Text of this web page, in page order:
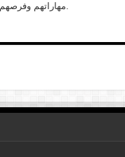
مهاراتهم وفرصهم في الحصول على فرص عمل مميزة في هذا المجال.